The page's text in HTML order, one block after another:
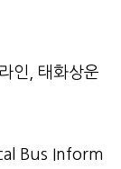
인, 태화상운
Bus Inform